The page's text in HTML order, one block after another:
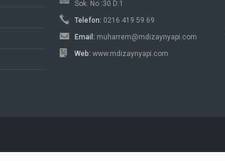
Sok. No :30 D:1
Telefon: 0216 419 59 69
Email: muharrem@mdizaynyapi.com
Web: www.mdizaynyapi.com